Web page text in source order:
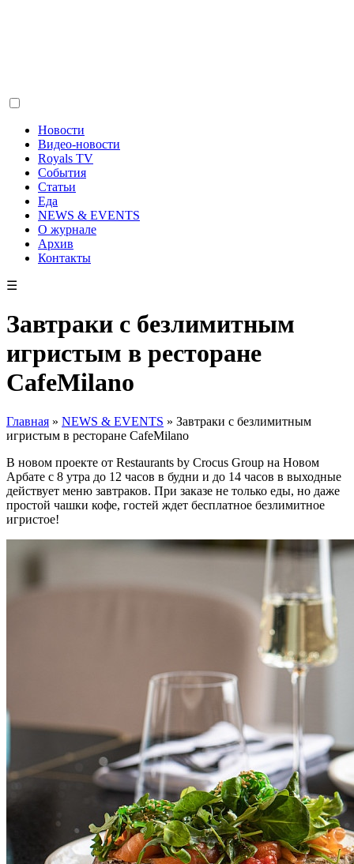
Новости
Видео-новости
Royals TV
События
Статьи
Еда
NEWS & EVENTS
О журнале
Архив
Контакты
☰
Завтраки с безлимитным
игристым в ресторане
CafeMilano
Главная » NEWS & EVENTS » Завтраки с безлимитным
игристым в ресторане CafeMilano
В новом проекте от Restaurants by Crocus Group на Новом
Арбате с 8 утра до 12 часов в будни и до 14 часов в выходные
действует меню завтраков. При заказе не только еды, но даже
простой чашки кофе, гостей ждет бесплатное безлимитное
игристое!